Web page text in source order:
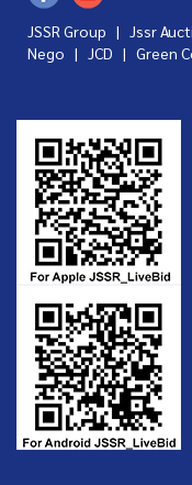
JSSR Group | Jssr
Nego | JCD | Green